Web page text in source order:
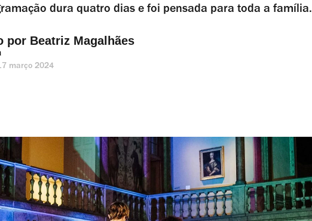
dura quatro dias e foi pensada para toda a família.
por Beatriz Magalhães
março 2024